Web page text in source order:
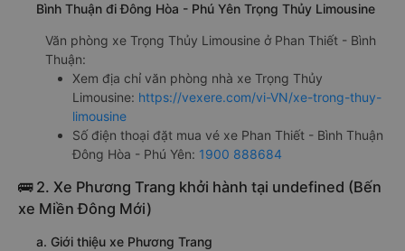
Bình Thuận đi Đông Hòa - Phú Yên Trọng Thủy Limousine
Văn phòng xe Trọng Thủy Limousine ở Phan Thiết - Bình
Thuận:
Xem địa chỉ văn phòng nhà xe Trọng Thủy
Limousine: https://vexere.com/vi-VN/xe-trong-thuy-
limousine
Số điện thoại đặt mua vé xe Phan Thiết - Bình Thuận
Đông Hòa - Phú Yên: 1900 888684
🚌 2. Xe Phương Trang khởi hành tại undefined (Bến
xe Miền Đông Mới)
a. Giới thiệu xe Phương Trang